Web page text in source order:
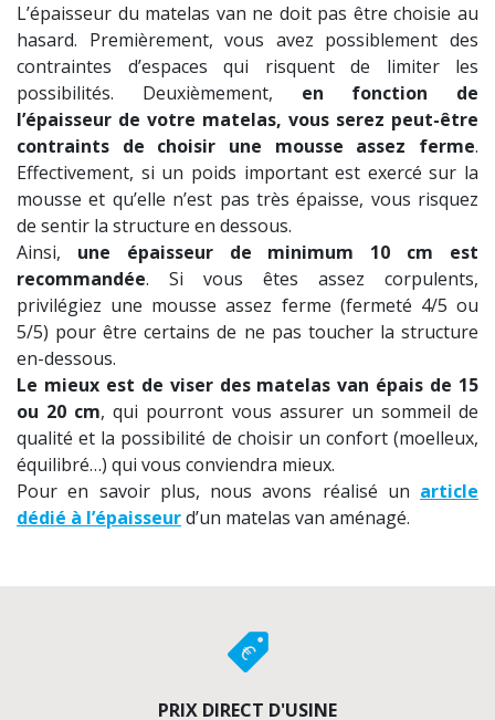
L’épaisseur du matelas van ne doit pas être choisie au
hasard. Premièrement, vous avez possiblement des
contraintes d’espaces qui risquent de limiter les
possibilités. Deuxièmement, en fonction de
l’épaisseur de votre matelas, vous serez peut-être
contraints de choisir une mousse assez ferme.
Effectivement, si un poids important est exercé sur la
mousse et qu’elle n’est pas très épaisse, vous risquez
de sentir la structure en dessous.
Ainsi, une épaisseur de minimum 10 cm est
recommandée. Si vous êtes assez corpulents,
privilégiez une mousse assez ferme (fermeté 4/5 ou
5/5) pour être certains de ne pas toucher la structure
en-dessous.
Le mieux est de viser des matelas van épais de 15
ou 20 cm, qui pourront vous assurer un sommeil de
qualité et la possibilité de choisir un confort (moelleux,
équilibré…) qui vous conviendra mieux.
Pour en savoir plus, nous avons réalisé un article
dédié à l’épaisseurd’un matelas van aménagé.
PRIX DIRECT D'USINE